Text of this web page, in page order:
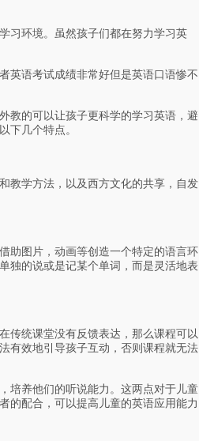
环境。虽然孩子们都在努力学习英
语考试成绩非常好但是英语口语惨不
的可以让孩子更科学的学习英语，避
下几个特点。
学方法，以及西方文化的共享，自发
图片，动画等创造一个特定的语言环
独的说或是记某个单词，而是灵活地表
统课堂没有反馈表达，那么课程可以
有效地引导孩子互动，否则课程就无法
养他们的听说能力。这两点对于儿童
的配合，可以提高儿童的英语应用能力